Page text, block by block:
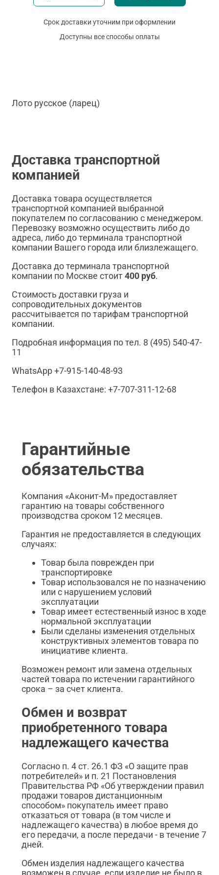
Срок доставки уточним при оформлении
Доступны все способы оплаты
Лото русское (ларец)
Доставка транспортной
компанией
Доставка товара осуществляется
транспортной компанией выбранной
покупателем по согласованию с менеджером.
Перевозку возможно осуществить либо до
адреса, либо до терминала транспортной
компании Вашего города или близлежащего.
Доставка до терминала транспортной
компании по Москве стоит400 руб.
Стоимость доставки груза и
сопроводительных документов
рассчитывается по тарифам транспортной
компании.
Подробная информация по тел. 8 (495) 540-47-
11
WhatsApp +7-915-140-48-93
Телефон в Казахстане: +7-707-311-12-68
Гарантийные
обязательства
Компания «Аконит-М» предоставляет
гарантию на товары собственного
производства сроком 12 месяцев.
Гарантия не предоставляется в следующих
случаях:
Товар была поврежден при
транспортировке
Товар использовался не по назначению
или с нарушением условий
эксплуатации
Товар имеет естественный износ в ходе
нормальной эксплуатации
Были сделаны изменения отдельных
конструктивных элементов товара по
инициативе клиента.
Возможен ремонт или замена отдельных
частей товара по истечении гарантийного
срока – за счет клиента.
Обмен и возврат
приобретенного товара
надлежащего качества
Согласно п. 4 ст. 26.1 ФЗ «О защите прав
потребителей» и п. 21 Постановления
Правительства РФ «Об утверждении правил
продажи товаров дистанционным
способом» покупатель имеет право
отказаться от товара (в том числе и
надлежащего качества) в любое время до
его передачи, а после передачи - в течение 7
дней.
Обмен изделия надлежащего качества
возможен в случае, если изделие не было в